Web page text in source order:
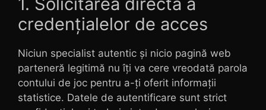
credențialelor de acces
Niciun specialist autentic și nicio pagină web
parteneră legitimă nu îți va cere vreodată parola
contului de joc pentru a-ți oferit informații
statistice. Datele de autentificare sunt strict